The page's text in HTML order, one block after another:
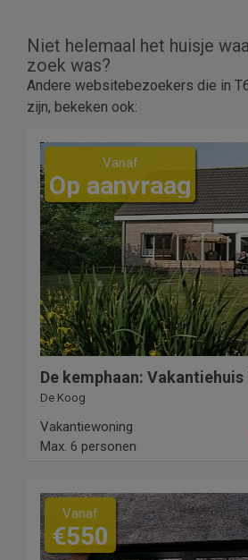
Niet helemaal het huisje
zoek was?
Andere websitebezoekers die in
zijn, bekeken ook:
Vanaf
Op aanvraag
De kemphaan: Vakantiehuis
De Koog
Vakantiewoning
Max. 6 personen
Vanaf
€550